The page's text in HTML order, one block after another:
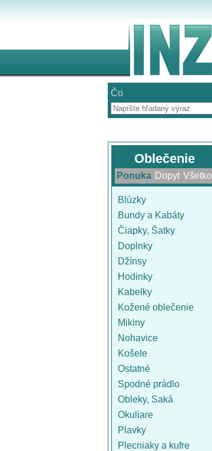
Čo
Oblečenie
Ponuka Dopyt Všetko
Blúzky
Bundy a Kabáty
Čiapky, Šatky
Doplnky
Džínsy
Hodinky
Kabelky
Kožené oblečenie
Mikiny
Nohavice
Košele
Ostatné
Spodné prádlo
Obleky, Saká
Okuliare
Plavky
Plecniaky a kufre